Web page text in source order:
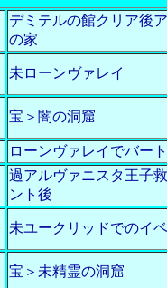
デミテルの館クリア後
の家
未ローンヴァレイ
宝＞闇の洞窟
ローンヴァレイでバー
過アルヴァニスタ王子
ント後
未ユークリッドでのイ
宝＞未精霊の洞窟